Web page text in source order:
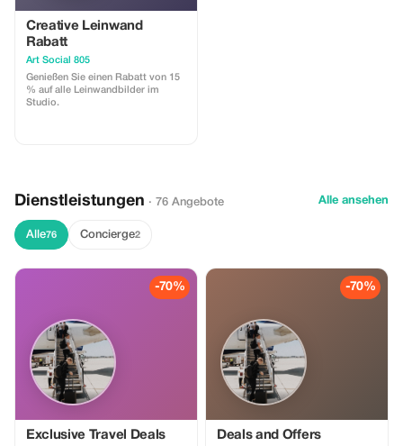
Creative Leinwand
Rabatt
Art Social 805
Genießen Sie einen Rabatt von 15
% auf alle Leinwandbilder im
Studio.
Dienstleistungen · 76 Angebote Alle ansehen
Alle76 Concierge2
-70%
Exclusive Travel Deals
-70%
Deals and Offers